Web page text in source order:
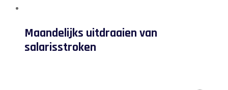
Maandelijks uitdraaien van
salarisstroken